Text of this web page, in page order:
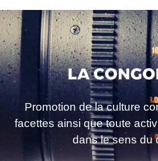
Promotion de la culture
facettes ainsi que toute
dans le sens du